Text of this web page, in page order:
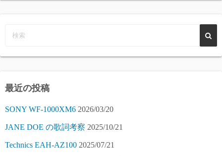
最近の投稿
SONY WF-1000XM6 2026/03/20
JANE DOE の歌詞考察 2025/10/21
Technics EAH-AZ100 2025/07/21